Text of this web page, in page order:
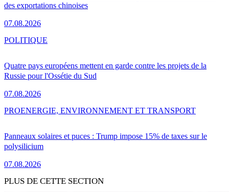
des exportations chinoises
07.08.2026
Quatre pays européens mettent en garde contre les projets de la
Russie pour l'Ossétie du Sud
07.08.2026
POLITIQUE
Panneaux solaires et puces : Trump impose 15% de taxes sur le
polysilicium
07.08.2026
PROENERGIE, ENVIRONNEMENT ET TRANSPORT
PLUS DE CETTE SECTION